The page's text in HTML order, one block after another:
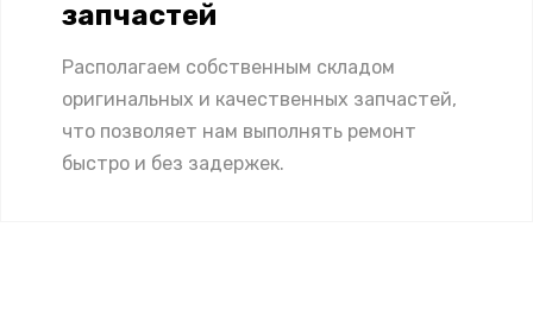
запчастей
Располагаем собственным складом
оригинальных и качественных запчастей,
что позволяет нам выполнять ремонт
быстро и без задержек.